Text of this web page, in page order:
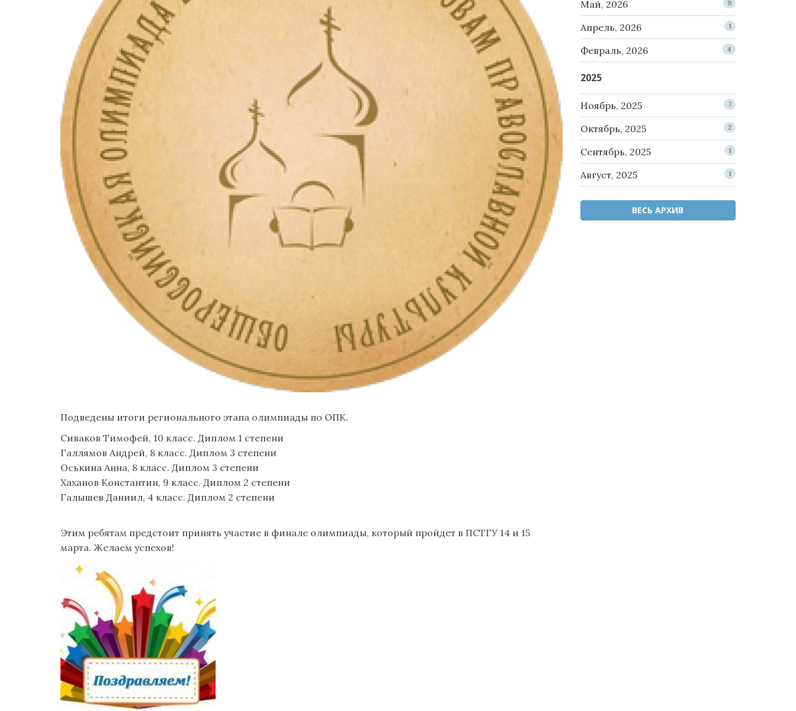
Подведены итоги регионального этапа олимпиады по ОПК.
Сиваков Тимофей, 10 класс. Диплом 1 степени
Галлямов Андрей, 8 класс. Диплом 3 степени
Оськина Анна, 8 класс. Диплом 3 степени
Хаханов Константин, 9 класс. Диплом 2 степени
Галышев Даниил, 4 класс. Диплом 2 степени
Этим ребятам предстоит принять участие в финале олимпиады, который пройдет в ПСТГУ 14 и 15
марта. Желаем успехов!
Май, 2026 9
Апрель, 2026 1
Февраль, 2026 4
2025
Ноябрь, 2025 7
Октябрь, 2025 2
Сентябрь, 2025 1
Август, 2025 1
ВЕСЬ АРХИВ